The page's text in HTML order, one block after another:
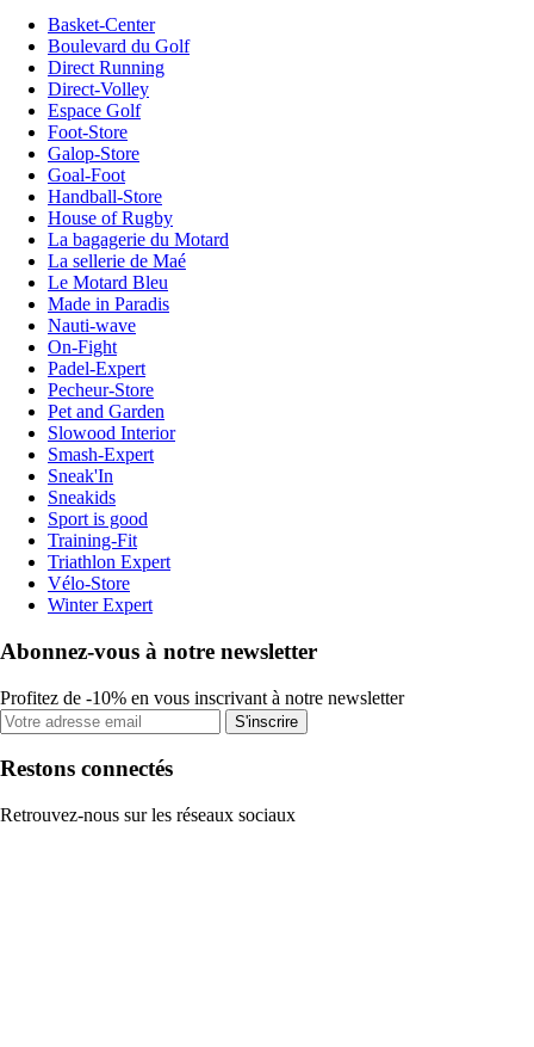
Basket-Center
Boulevard du Golf
Direct Running
Direct-Volley
Espace Golf
Foot-Store
Galop-Store
Goal-Foot
Handball-Store
House of Rugby
La bagagerie du Motard
La sellerie de Maé
Le Motard Bleu
Made in Paradis
Nauti-wave
On-Fight
Padel-Expert
Pecheur-Store
Pet and Garden
Slowood Interior
Smash-Expert
Sneak'In
Sneakids
Sport is good
Training-Fit
Triathlon Expert
Vélo-Store
Winter Expert
Abonnez-vous à notre newsletter
Profitez de -10% en vous inscrivant à notre newsletter
S'inscrire
Restons connectés
Retrouvez-nous sur les réseaux sociaux